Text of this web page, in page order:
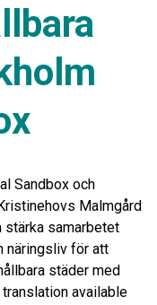
Sandbox och
Malmgård
stärka samarbetet
näringsliv för att
städer med
available